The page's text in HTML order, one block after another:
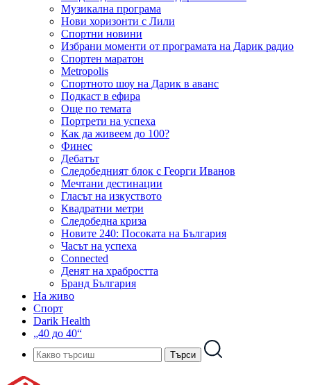
Музикална програма
Нови хоризонти с Лили
Спортни новини
Избрани моменти от програмата на Дарик радио
Спортен маратон
Metropolis
Спортното шоу на Дарик в аванс
Подкаст в ефира
Още по темата
Портрети на успеха
Как да живеем до 100?
Финес
Дебатът
Следобедният блок с Георги Иванов
Мечтани дестинации
Гласът на изкуството
Квадратни метри
Следобедна криза
Новите 240: Посоката на България
Часът на успеха
Connected
Денят на храбростта
Бранд България
На живо
Спорт
Darik Health
„40 до 40“